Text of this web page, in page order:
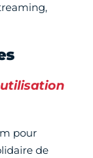
pour
de